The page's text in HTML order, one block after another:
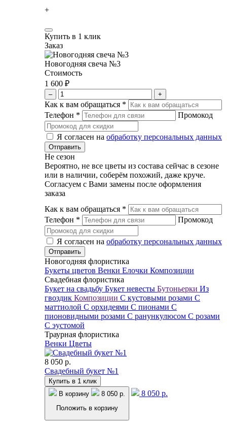
+
Купить в 1 клик
Заказ
Новогодняя свеча №3
Стоимость
1 600 ₽
– +
Как к вам обращаться *
Телефон * Промокод
Я согласен на обработку персональных данных
Не сезон
Вероятно, не все цветы из состава сейчас в сезоне
или в наличии, соберём похожий, даже круче.
Согласуем с Вами замены после оформления
заказа
Как к вам обращаться *
Телефон * Промокод
Я согласен на обработку персональных данных
Новогодняя флористика
Букеты цветов Венки Елочки Композиции
Свадебная флористика
Букет на свадьбу Букет невесты Бутоньерки Из
гвоздик Композиции С кустовыми розами С
маттиолой С орхидеями С пионами С
пионовидными розами С ранункулюсом С розами
С эустомой
Траурная флористика
Венки Цветы
8 050 р.
Свадебный букет №1
Купить в 1 клик
В корзину
8 050 р.
Положить в корзину
8 050 р.